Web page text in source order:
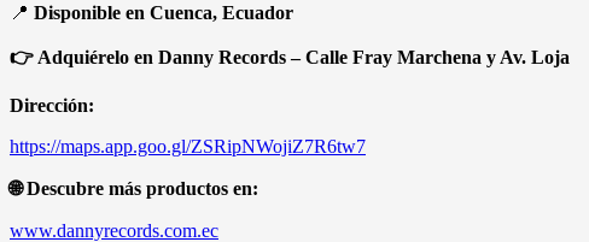
📍 Disponible en Cuenca, Ecuador
👉 Adquiérelo en Danny Records – Calle Fray Marchena y Av. Loja
Dirección:
https://maps.app.goo.gl/ZSRipNWojiZ7R6tw7
🌐Descubre más productos en:
www.dannyrecords.com.ec